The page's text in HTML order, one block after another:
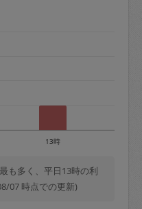
13時
も多く、平日13時の利
07 時点での更新)